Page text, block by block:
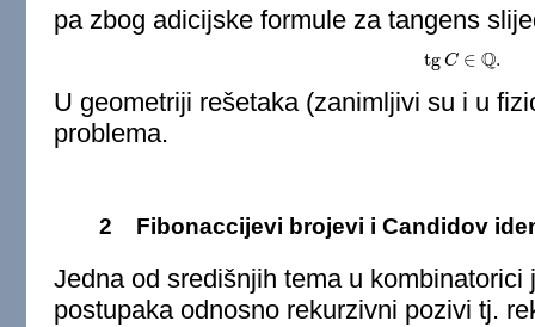
pa zbog adicijske formule za tangens
tg C ∈ Q.
tgC ∈Q.
U geometriji rešetaka (zanimljivi su i u
problema.
2 Fibonaccijevi brojevi i Candidov
Jedna od središnjih tema u kombinatorici
postupaka odnosno rekurzivni pozivi tj.